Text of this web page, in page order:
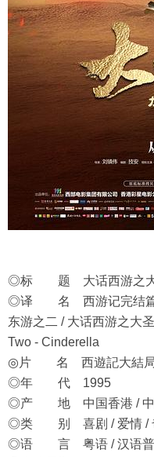
◎标 题 大话西游之大
◎译 名 西游记完结篇
东游之二 / 大话西游之大
Two - Cinderella
◎片 名 西遊記大結局
◎年 代 1995
◎产 地 中国香港 / 中
◎类 别 喜剧 / 爱情 /
◎语 言 粤语 / 汉语普